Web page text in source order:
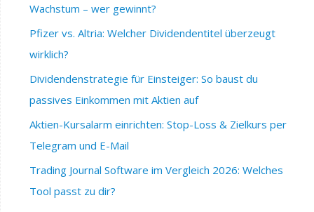
Wachstum – wer gewinnt?
Pfizer vs. Altria: Welcher Dividendentitel überzeugt
wirklich?
Dividendenstrategie für Einsteiger: So baust du
passives Einkommen mit Aktien auf
Aktien-Kursalarm einrichten: Stop-Loss & Zielkurs per
Telegram und E-Mail
Trading Journal Software im Vergleich 2026: Welches
Tool passt zu dir?